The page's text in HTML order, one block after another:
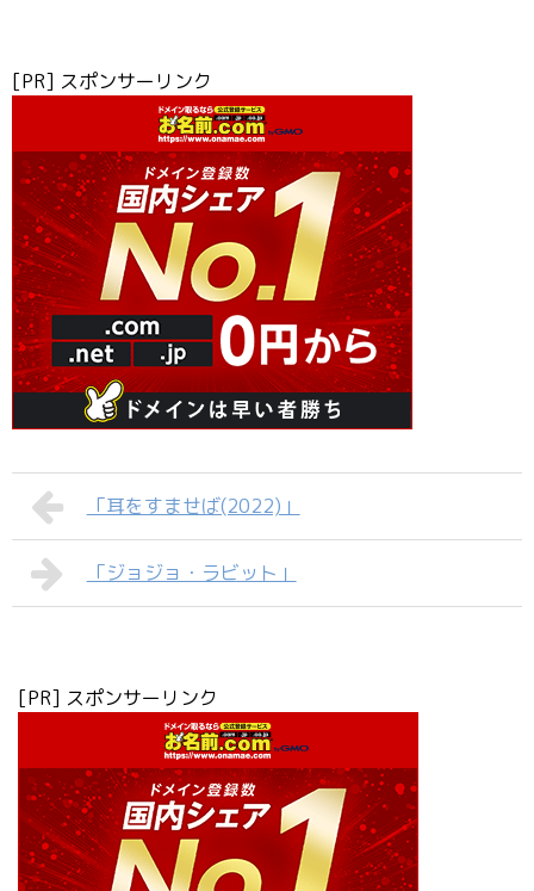
[PR] スポンサーリンク
「耳をすませば(2022)」
「ジョジョ・ラビット」
[PR] スポンサーリンク